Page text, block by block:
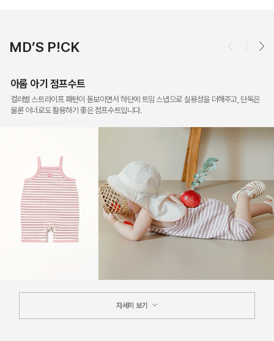
MD’S P!CK
아롬 아기 점프수트
컬러별 스트라이프 패턴이 돋보이면서 하단에 트임 스냅으로 실용성을 더해주고, 단독은
물론 이너로도 활용하기 좋은 점프수트입니다.
자세히 보기